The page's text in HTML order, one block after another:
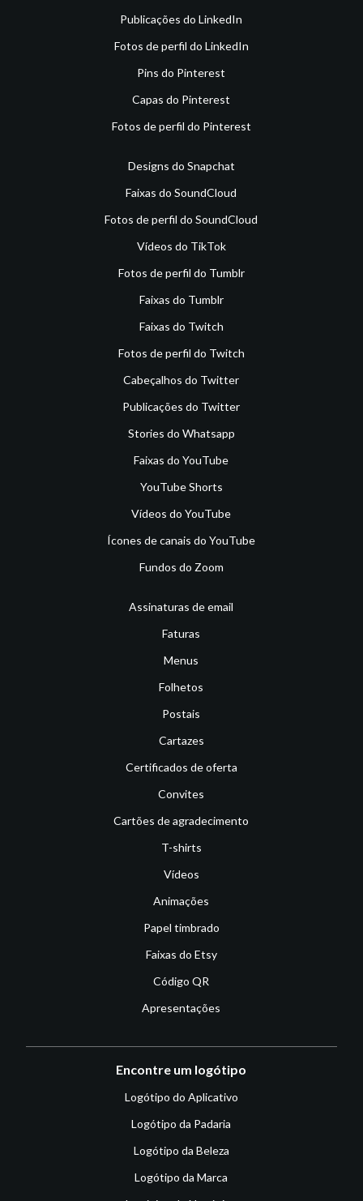
Publicações do LinkedIn
Fotos de perfil do LinkedIn
Pins do Pinterest
Capas do Pinterest
Fotos de perfil do Pinterest
Designs do Snapchat
Faixas do SoundCloud
Fotos de perfil do SoundCloud
Vídeos do TikTok
Fotos de perfil do Tumblr
Faixas do Tumblr
Faixas do Twitch
Fotos de perfil do Twitch
Cabeçalhos do Twitter
Publicações do Twitter
Stories do Whatsapp
Faixas do YouTube
YouTube Shorts
Vídeos do YouTube
Ícones de canais do YouTube
Fundos do Zoom
Assinaturas de email
Faturas
Menus
Folhetos
Postais
Cartazes
Certificados de oferta
Convites
Cartões de agradecimento
T-shirts
Vídeos
Animações
Papel timbrado
Faixas do Etsy
Código QR
Apresentações
Encontre um logótipo
Logótipo do Aplicativo
Logótipo da Padaria
Logótipo da Beleza
Logótipo da Marca